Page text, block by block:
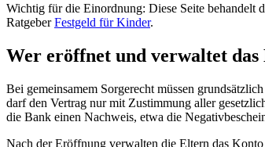
Wichtig für die Einordnung: Diese Seite behandelt
RatgeberFestgeld für Kinder.
Wer eröffnet und verwaltet das
Bei gemeinsamem Sorgerecht müssen
darf den Vertrag nur mit Zustimmung aller
die Bank einen Nachweis, etwa die
Nach der Eröffnung verwalten die Eltern das